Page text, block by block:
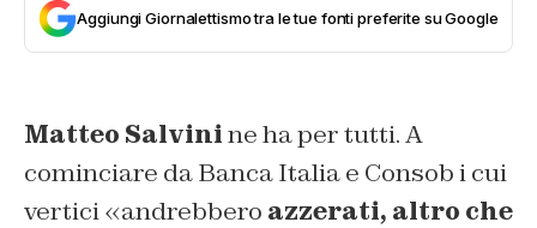
Aggiungi Giornalettismo tra le tue fonti preferite su Google
Matteo Salvinine ha per tutti. A
cominciare da Banca Italia e Consob i cui
vertici «andrebbero azzerati, altro che